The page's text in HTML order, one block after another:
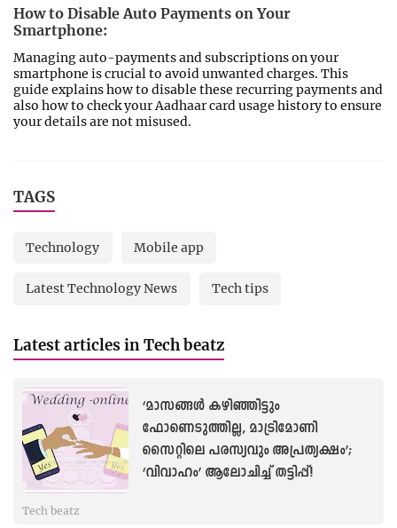
How to Disable Auto Payments on Your
Smartphone:
Managing auto-payments and subscriptions on your
smartphone is crucial to avoid unwanted charges. This
guide explains how to disable these recurring payments and
also how to check your Aadhaar card usage history to ensure
your details are not misused.
TAGS
Technology Mobile app
Latest Technology News Tech tips
Latest articles in Tech beatz
‘മാസങ്ങള്‍ കഴിഞ്ഞിട്ടും
ഫോണെടുത്തില്ല, മാട്രിമോണി
സൈറ്റിലെ പരസ്യവും അപ്രത്യക്ഷം’;
‘വിവാഹം’ ആലോചിച്ച് തട്ടിപ്പ്!
Tech beatz